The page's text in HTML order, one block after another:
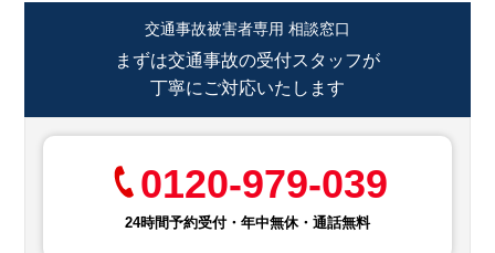
交通事故被害者専用 相談窓口
まずは交通事故の受付スタッフが
丁寧にご対応いたします
0120-979-039
24時間予約受付・年中無休・通話無料